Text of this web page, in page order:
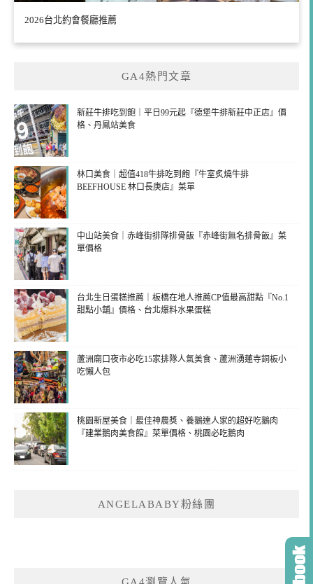
2026台北約會餐廳推薦
GA4熱門文章
新莊牛排吃到飽｜平日99元起『德堡牛排新莊中正店』價
格、丹鳳站美食
林口美食｜超值418牛排吃到飽『牛室炙燒牛排
BEEFHOUSE 林口長庚店』菜單
中山站美食｜赤峰街排隊排骨飯『赤峰街無名排骨飯』菜
單價格
台北生日蛋糕推薦｜板橋在地人推薦CP值最高甜點『No.1
甜點小舖』價格、台北爆料水果蛋糕
蘆洲廟口夜市必吃15家排隊人氣美食、蘆洲湧蓮寺銅板小
吃懶人包
桃園新屋美食｜最佳神農獎、養鵝達人家的超好吃鵝肉
『建業鵝肉美食館』菜單價格、桃園必吃鵝肉
ANGELABABY粉絲團
GA4瀏覽人氣